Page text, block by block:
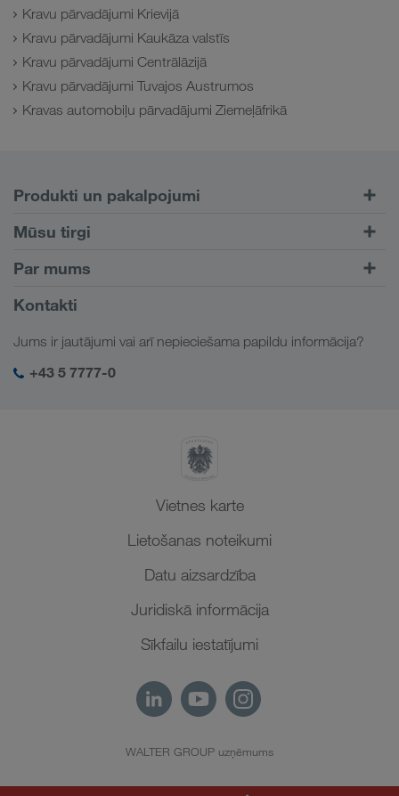
Kravu pārvadājumi Krievijā
Kravu pārvadājumi Kaukāza valstīs
Kravu pārvadājumi Centrālāzijā
Kravu pārvadājumi Tuvajos Austrumos
Kravas automobiļu pārvadājumi Ziemeļāfrikā
Produkti un pakalpojumi
Pārvadājumi pa autoceļiem
Klientu portāls CONNECT
Digitāli risinājumi
Nozaru risinājumi
Mūsu tirgi
Eiropa
Kaukāzs
Centrālāzija
Tuvie Austrumi
Par mums
Informācija par uzņēmumu
Sociālā atbildība
SHEQ-Management
Kontakti
Jums ir jautājumi vai arī nepieciešama papildu informācija?
+43 5 7777-0
Vietnes karte
Lietošanas noteikumi
Datu aizsardzība
Juridiskā informācija
Sīkfailu iestatījumi
WALTER GROUP uzņēmums